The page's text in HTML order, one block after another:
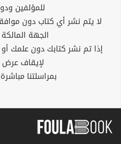
للمؤلفين
لا يتم نشر أي كتاب دون
الجهة
إذا تم نشر كتابك دون علمك أو
لإيقاف عرض
بمراسلتنا